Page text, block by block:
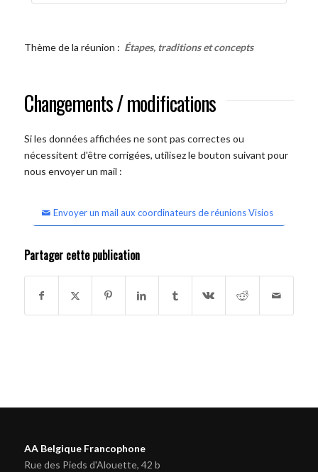
Thème de la réunion : Étapes, traditions et concepts
Changements / modifications
Si les données affichées ne sont pas correctes ou
nécessitent d'être corrigées, utilisez le bouton suivant pour
nous envoyer un mail :
Envoyer un mail aux coordinateurs de réunions Visios
Partager cette publication
AA Belgique Francophone
Rue des Pieds d'Alouette, 42 b